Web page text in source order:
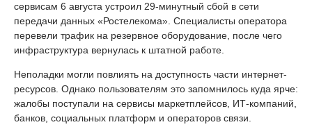
сервисам 6 августа устроил 29-минутный сбой в сети
передачи данных «Ростелекома». Специалисты оператора
перевели трафик на резервное оборудование, после чего
инфраструктура вернулась к штатной работе.
Неполадки могли повлиять на доступность части интернет-
ресурсов. Однако пользователям это запомнилось куда ярче:
жалобы поступали на сервисы маркетплейсов, ИТ-компаний,
банков, социальных платформ и операторов связи.